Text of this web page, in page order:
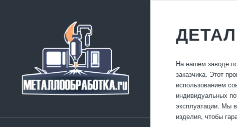
На нашем заводе
заказчика. Этот
использованием
индивидуальных
эксплуатации. Мы
изделия, чтобы